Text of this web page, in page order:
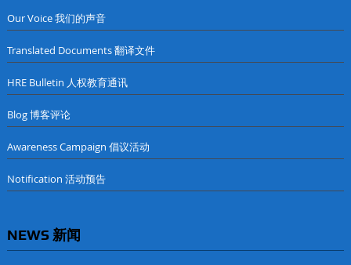
Our Voice 我们的声音
Translated Documents 翻译文件
HRE Bulletin 人权教育通讯
Blog 博客评论
Awareness Campaign 倡议活动
Notification 活动预告
NEWS 新闻